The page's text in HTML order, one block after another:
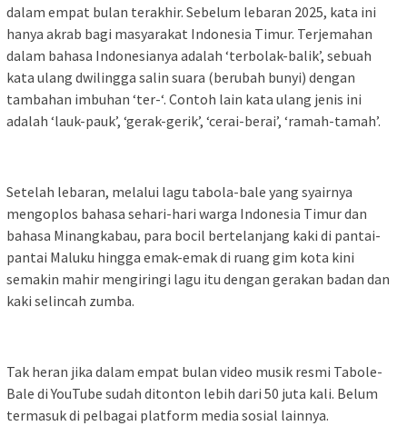
dalam empat bulan terakhir. Sebelum lebaran 2025, kata ini
hanya akrab bagi masyarakat Indonesia Timur. Terjemahan
dalam bahasa Indonesianya adalah ‘terbolak-balik’, sebuah
kata ulang dwilingga salin suara (berubah bunyi) dengan
tambahan imbuhan ‘ter-‘. Contoh lain kata ulang jenis ini
adalah ‘lauk-pauk’, ‘gerak-gerik’, ‘cerai-berai’, ‘ramah-tamah’.
Setelah lebaran, melalui lagu tabola-bale yang syairnya
mengoplos bahasa sehari-hari warga Indonesia Timur dan
bahasa Minangkabau, para bocil bertelanjang kaki di pantai-
pantai Maluku hingga emak-emak di ruang gim kota kini
semakin mahir mengiringi lagu itu dengan gerakan badan dan
kaki selincah zumba.
Tak heran jika dalam empat bulan video musik resmi Tabole-
Bale di YouTube sudah ditonton lebih dari 50 juta kali. Belum
termasuk di pelbagai platform media sosial lainnya.